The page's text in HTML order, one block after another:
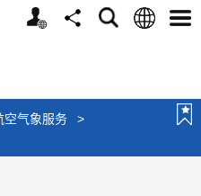
个
分
搜
语
选
空气象服务
>